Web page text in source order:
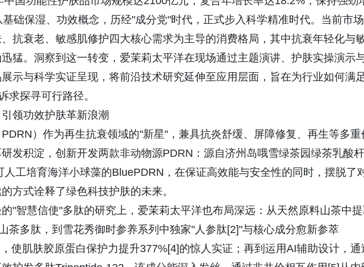
础保湿、功效概念，历经"成分党"时代，正式步入科学精准时代。当前市场
抗衰老、敏感肌修护四大核心需求为主导的消费格局，其中抗衰年轻化与
猛。洞察到这一转变，爱茉莉太平洋在现场通过主题演讲、护肤实操演示
示与科学实证呈现，将前沿技术研究延伸至应用层面，旨在为行业如何满足
求探寻可行路径。
领功效护肤革新浪潮
）作为再生抗衰领域的"新星"，兼具抗炎舒缓、屏障修复、再生等多重
发积淀，创新开发两款非动物源PDRN：源自济州岛哦雪绿茶园绿茶乳酸杆
工培育海洋小球藻的BluePDRN，在保证高效能与安全性的同时，摆脱了
方式诠释了绿色科技护肤的未来。
"智慧信使"多肽的研究上，爱茉莉太平洋也布局深远：从天然原料山茶中提
茶多肽，到雪花秀御时参养系列中独家"人参肽[2]"与核心成分愈新参萃
使肌肤胶原蛋白保护力提升377%[4]的惊人实证；再到运用AI辅助设计，通